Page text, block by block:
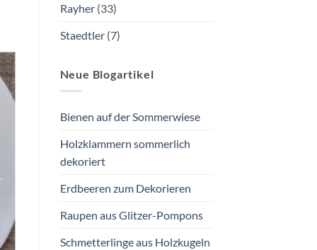
Rayher(33)
Staedtler(7)
Neue Blogartikel
Bienen auf der Sommerwiese
Holzklammern sommerlich
dekoriert
Erdbeeren zum Dekorieren
Raupen aus Glitzer-Pompons
Schmetterlinge aus Holzkugeln